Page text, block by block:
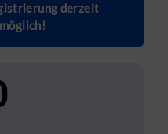
derzeit